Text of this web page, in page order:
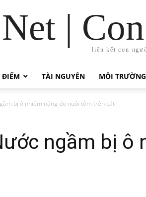
|
liên kết con
ĐIỂM TÀI NGUYÊN MÔI TRƯỜNG
bị ô nhiễm nặng do nuôi tôm trên cát
ngầm bị